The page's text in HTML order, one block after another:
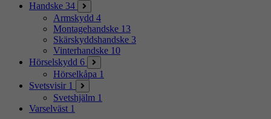
Handske 34
Armskydd 4
Montagehandske 13
Skärskyddshandske 3
Vinterhandske 10
Hörselskydd 6
Hörselkåpa 1
Svetsvisir 1
Svetshjälm 1
Varselväst 1